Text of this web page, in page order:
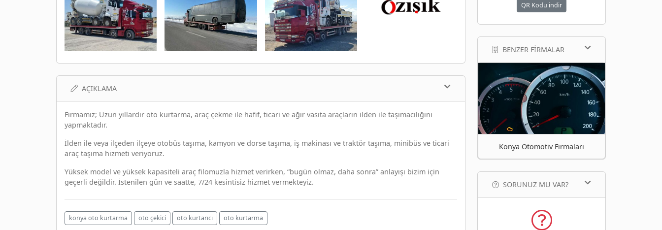
AÇIKLAMA
Firmamız; Uzun yıllardır oto kurtarma, araç çekme ile hafif, ticari ve ağır vasıta araçların ilden ile taşımacılığını
yapmaktadır.
İlden ile veya ilçeden ilçeye otobüs taşıma, kamyon ve dorse taşıma, iş makinası ve traktör taşıma, minibüs ve ticari
araç taşıma hizmeti veriyoruz.
Yüksek model ve yüksek kapasiteli araç filomuzla hizmet verirken, “bugün olmaz, daha sonra” anlayışı bizim için
geçerli değildir. İstenilen gün ve saatte, 7/24 kesintisiz hizmet vermekteyiz.
konya oto kurtarma oto çekici oto kurtarıcı oto kurtarma
QR Kodu indir
BENZER FIRMALAR
Konya Otomotiv Firmaları
SORUNUZ MU VAR?